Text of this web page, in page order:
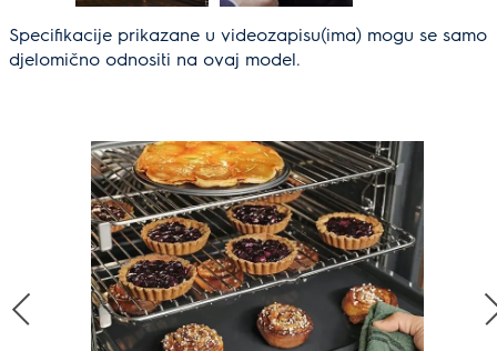
Specifikacije prikazane u videozapisu(ima) mogu se samo
djelomično odnositi na ovaj model.